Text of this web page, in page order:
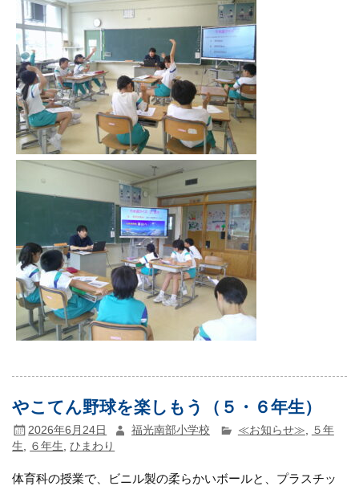
やこてん野球を楽しもう（５・６年生）
2026年6月24日 福光南部小学校 ≪お知らせ≫
５年
生, ６年生,ひまわり
体育科の授業で、ビニル製の柔らかいボールと、プラスチッ